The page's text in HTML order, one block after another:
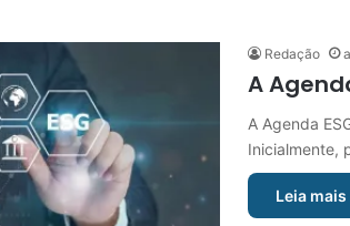
Redação
A
A Agenda
Inicialmente,
Leia mais